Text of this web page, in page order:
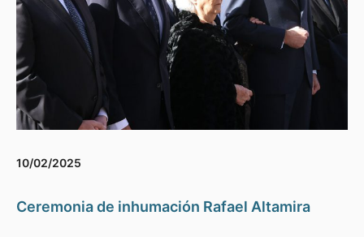
10/02/2025
Ceremonia de inhumación Rafael Altamira